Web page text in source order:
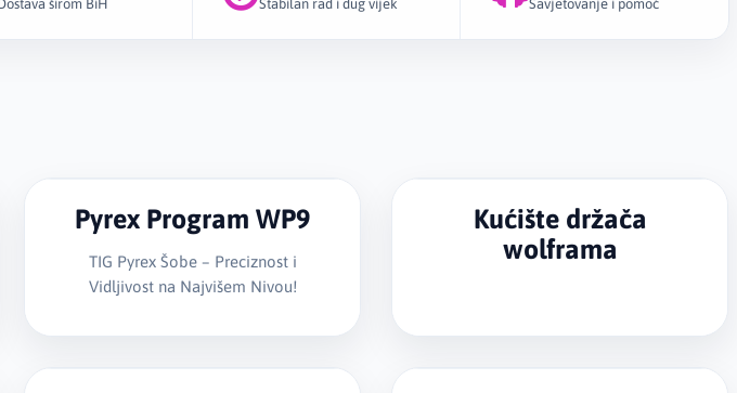
Ako tražite TIG dijelove za WP9 gorionik, 13N šobe, gas lens za WP9,
širom BiH Stabilan rad i dug vijek Savjetovanje i pomoć
Pyrex Program WP9
TIG Pyrex Šobe – Preciznost i
Vidljivost na Najvišem Nivou!
Kućište držača
wolframa